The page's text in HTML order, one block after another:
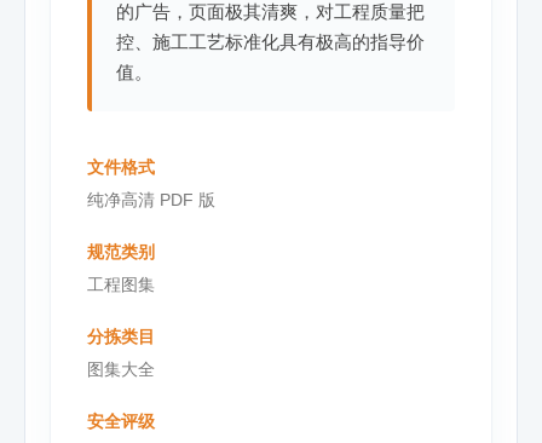
的广告，页面极其清爽，对工程质量把
控、施工工艺标准化具有极高的指导价
值。
文件格式
纯净高清 PDF 版
规范类别
工程图集
分拣类目
图集大全
安全评级